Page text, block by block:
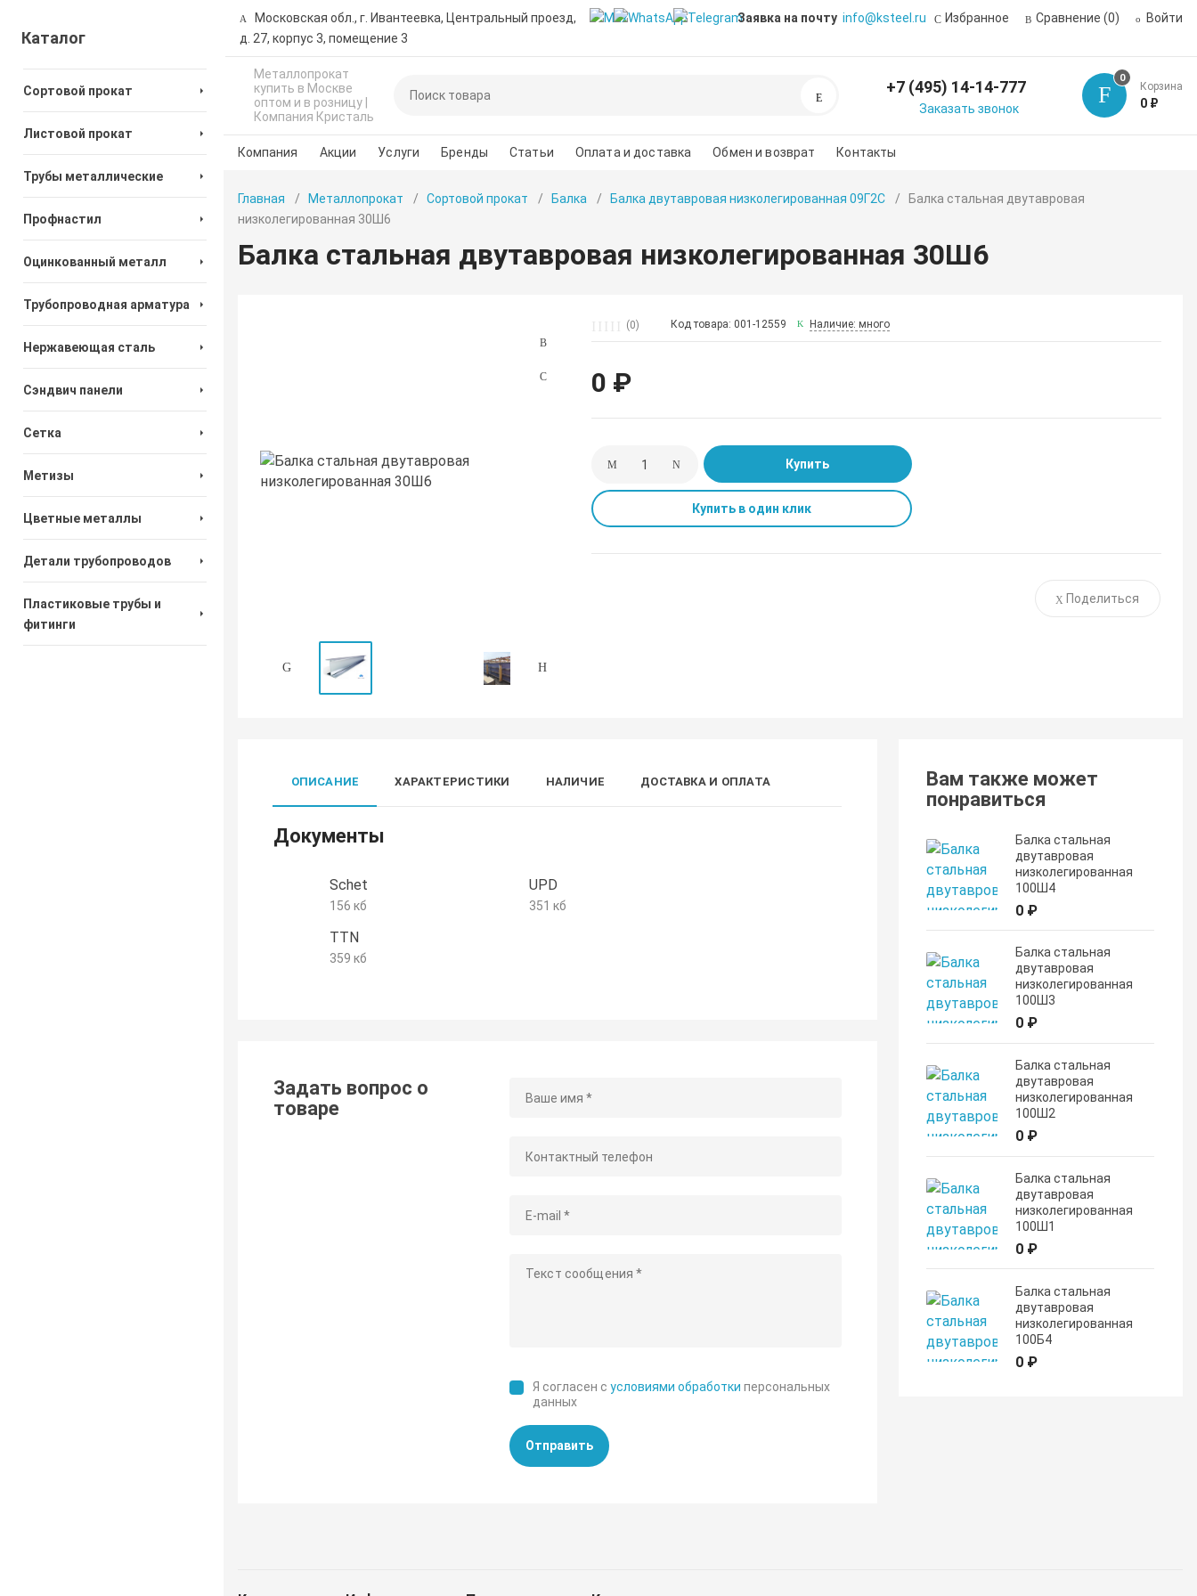
Московская обл., г. Ивантеевка, Центральный проезд,
д. 27, корпус 3, помещение 3
Заявка на почту info@ksteel.ru Избранное Сравнение (0) Войти
Металлопрокат
купить в Москве
оптом и в розницу |
Компания Кристаль
Поиск +7 (495) 14-14-777
Заказать звонок
0
Корзина
0 ₽
Компания Акции Услуги Бренды Статьи Оплата и доставка Обмен и возврат Контакты
Каталог
Сортовой прокат
Листовой прокат
Трубы металлические
Профнастил
Оцинкованный металл
Трубопроводная арматура
Нержавеющая сталь
Сэндвич панели
Сетка
Метизы
Цветные металлы
Детали трубопроводов
Пластиковые трубы и
фитинги
Главная Металлопрокат Сортовой прокат Балка Балка двутавровая низколегированная 09Г2С
Балка стальная двутавровая
низколегированная 30Ш6
Балка стальная двутавровая низколегированная 30Ш6
(0) Код товара: 001-12559 Наличие: много
0 ₽
Купить
Купить в один клик
Поделиться
ОПИСАНИЕ ХАРАКТЕРИСТИКИ НАЛИЧИЕ ДОСТАВКА И ОПЛАТА
Документы
Schet
156 кб
UPD
351 кб
TTN
359 кб
Задать вопрос о
товаре
Я согласен сусловиями обработки персональных
данных
Отправить
Вам также может
понравиться
Балка стальная
двутавровая
низколегированная
100Ш4
0 ₽
Балка стальная
двутавровая
низколегированная
100Ш3
0 ₽
Балка стальная
двутавровая
низколегированная
100Ш2
0 ₽
Балка стальная
двутавровая
низколегированная
100Ш1
0 ₽
Балка стальная
двутавровая
низколегированная
100Б4
0 ₽